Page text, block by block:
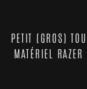
PETIT (GROS)
MATÉRIEL RAZER